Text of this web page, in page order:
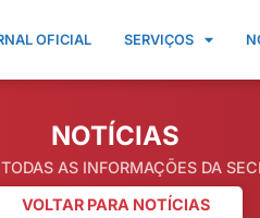
OFICIAL SERVIÇOS
NOTÍCIAS
AS INFORMAÇÕES DA
VOLTAR PARA NOTÍCIAS